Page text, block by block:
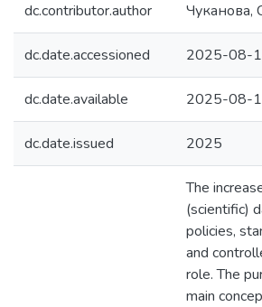
dc.contributor.author Чуканова,
dc.date.accessioned 2025-08-
dc.date.available 2025-08-
dc.date.issued 2025
The
(scientific)
policies,
and
role. The
main